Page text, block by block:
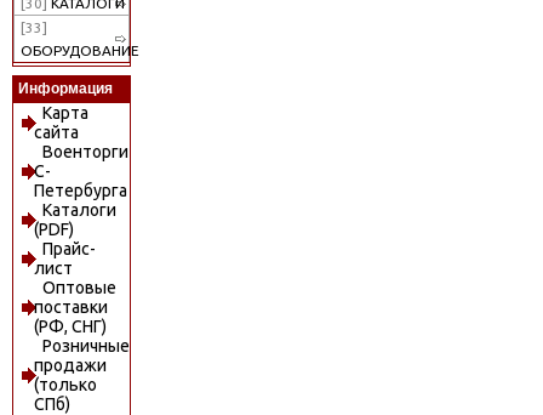
[30] КАТАЛОГИ
[33]
ОБОРУДОВАНИЕ
Информация
Карта
сайта
Военторги
С-
Петербурга
Каталоги
(PDF)
Прайс-
лист
Оптовые
поставки
(РФ, СНГ)
Розничные
продажи
(только
СПб)